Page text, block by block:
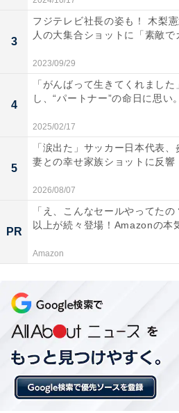
3
フジテレビ社長の姿も！ 木梨
人の大集合ショットに「素敵
2023/09/29
4
「がんばって生きてくれました
し、“パートナー”の命日に思い
2025/02/17
5
「涙出た」サッカー日本代表
妻との幸せ家族ショットに反響
2026/08/07
PR
「え、こんなセールやってた
以上が続々登場！Amazonの本
Amazon